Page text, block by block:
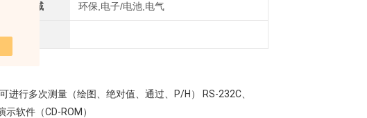
应用领域 环保,电子/电池,电气
进行多次测量（绘图、绝对值、通过、P/H） RS-232C、
软件（CD-ROM）